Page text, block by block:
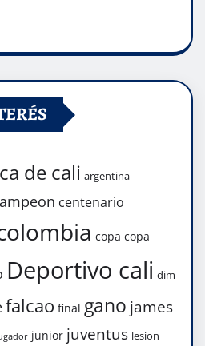
de cali argentina
centenario
copa copa
Deportivo cali dim
falcao final gano james
junior juventus lesion